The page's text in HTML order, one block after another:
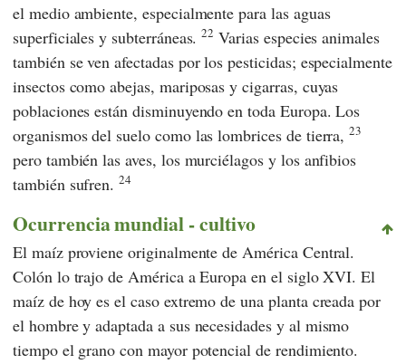
el medio ambiente, especialmente para las aguas
superficiales y subterráneas.22 Varias especies animales
también se ven afectadas por los pesticidas; especialmente
insectos como abejas, mariposas y cigarras, cuyas
poblaciones están disminuyendo en toda Europa. Los
organismos del suelo como las lombrices de tierra,23
pero también las aves, los murciélagos y los anfibios
también sufren.24
Ocurrencia mundial - cultivo
El maíz proviene originalmente de América Central.
Colónlo trajo de América a Europa en el siglo XVI. El
maíz de hoy es el caso extremo de una planta creada por
el hombre y adaptada a sus necesidades y al mismo
tiempo el grano con mayor potencial de rendimiento.